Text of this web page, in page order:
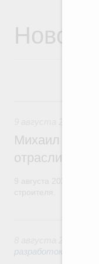
Михаил
отрасли с
9 августа 2026
разработок